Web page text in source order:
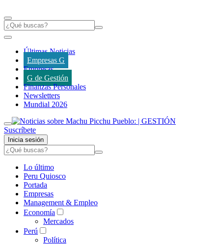
Últimas Noticias
Empresas G
Empresas
G de Gestión
Finanzas Personales
Newsletters
Mundial 2026
Suscríbete
Inicia sesión
Lo último
Peru Quiosco
Portada
Empresas
Management & Empleo
Economía
Mercados
Perú
Política